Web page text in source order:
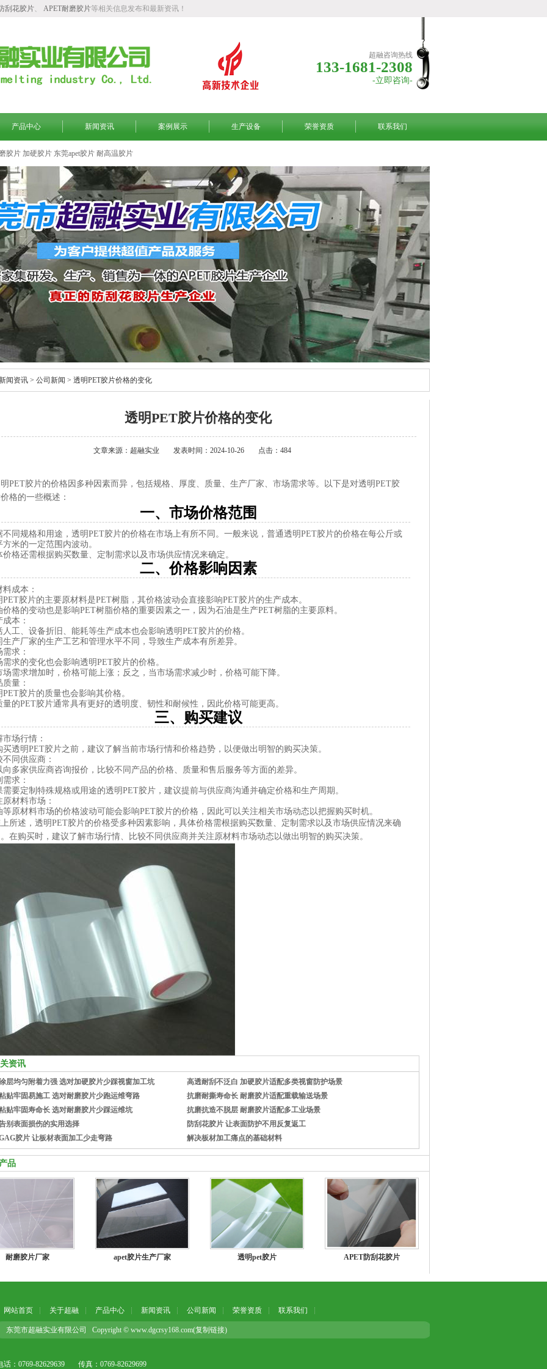
刮花胶片、 APET耐磨胶片等相关信息发布和最新资讯！
超融咨询热线
133-1681-2308
-立即咨询-
产品中心 新闻资讯 案例展示 生产设备 荣誉资质 联系我们
胶片 加硬胶片 东莞apet胶片 耐高温胶片
闻资讯 > 公司新闻 > 透明PET胶片价格的变化
透明PET胶片价格的变化
文章来源：超融实业 发表时间：2024-10-26 点击：484
PET胶片的价格因多种因素而异，包括规格、厚度、质量、生产厂家、市场需求等。以下是对透明PET胶
格的一些概述：
一、市场价格范围
不同规格和用途，透明PET胶片的价格在市场上有所不同。一般来说，普通透明PET胶片的价格在每公斤或
方米的一定范围内波动。
价格还需根据购买数量、定制需求以及市场供应情况来确定。
二、价格影响因素
料成本 ：
PET胶片的主要原材料是PET树脂，其价格波动会直接影响PET胶片的生产成本。
价格的变动也是影响PET树脂价格的重要因素之一，因为石油是生产PET树脂的主要原料。
成本 ：
人工、设备折旧、能耗等生产成本也会影响透明PET胶片的价格。
生产厂家的生产工艺和管理水平不同，导致生产成本有所差异。
需求 ：
需求的变化也会影响透明PET胶片的价格。
场需求增加时，价格可能上涨；反之，当市场需求减少时，价格可能下降。
质量 ：
PET胶片的质量也会影响其价格。
量的PET胶片通常具有更好的透明度、韧性和耐候性，因此价格可能更高。
三、购买建议
市场行情 ：
买透明PET胶片之前，建议了解当前市场行情和价格趋势，以便做出明智的购买决策。
不同供应商 ：
向多家供应商咨询报价，比较不同产品的价格、质量和售后服务等方面的差异。
需求 ：
需要定制特殊规格或用途的透明PET胶片，建议提前与供应商沟通并确定价格和生产周期。
原材料市场 ：
等原材料市场的价格波动可能会影响PET胶片的价格，因此可以关注相关市场动态以把握购买时机。
所述，透明PET胶片的价格受多种因素影响，具体价格需根据购买数量、定制需求以及市场供应情况来确
在购买时，建议了解市场行情、比较不同供应商并关注原材料市场动态以做出明智的购买决策。
资讯
层均匀附着力强 选对加硬胶片少踩视窗加工坑
高透耐刮不泛白 加硬胶片适配多类视窗防护场景
贴牢固易施工 选对耐磨胶片少跑运维弯路
抗磨耐撕寿命长 耐磨胶片适配重载输送场景
贴牢固寿命长 选对耐磨胶片少踩运维坑
抗磨抗造不脱层 耐磨胶片适配多工业场景
别表面损伤的实用选择
防刮花胶片 让表面防护不用反复返工
胶片 让板材表面加工少走弯路
解决板材加工痛点的基础材料
品
耐磨胶片厂家 apet胶片生产厂家 透明pet胶片 APET防刮花胶片
网站首页 关于超融 产品中心 新闻资讯 公司新闻 荣誉资质 联系我们
东莞市超融实业有限公司 Copyright © www.dgcrsy168.com(复制链接)
话：0769-82629639 传真：0769-82629699